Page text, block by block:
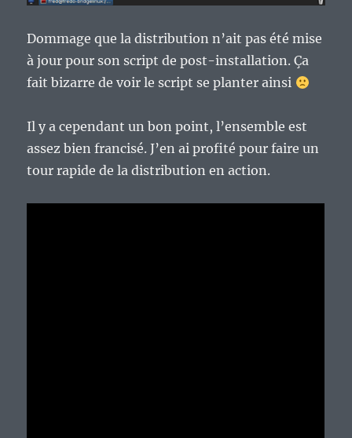
Dommage que la distribution n’ait pas été mise
à jour pour son script de post-installation. Ça
fait bizarre de voir le script se planter ainsi
Il y a cependant un bon point, l’ensemble est
assez bien francisé. J’en ai profité pour faire un
tour rapide de la distribution en action.